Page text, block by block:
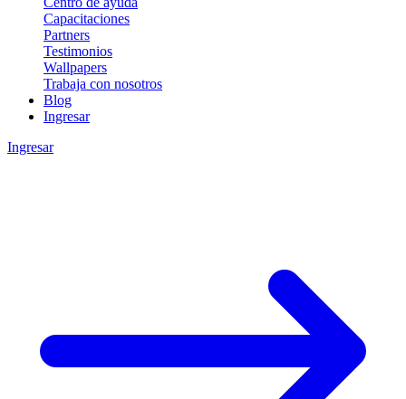
Capacitaciones
Partners
Testimonios
Wallpapers
Trabaja con nosotros
Blog
Ingresar
Ingresar